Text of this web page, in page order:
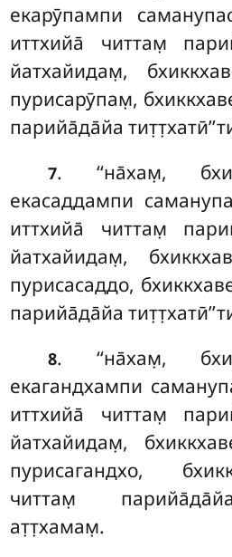
екарӯпампи
иттхийа̄ читтам̣
йатхайидам̣,
пурисарӯпам̣,
парийа̄да̄йа
7. ‘‘на̄хам̣,
екасаддампи
иттхийа̄ читтам̣
йатхайидам̣,
пурисасаддо,
парийа̄да̄йа
8. ‘‘на̄хам̣,
екагандхампи
иттхийа̄ читтам̣
йатхайидам̣,
пурисагандхо,
читтам̣
ат̣т̣хамам̣.